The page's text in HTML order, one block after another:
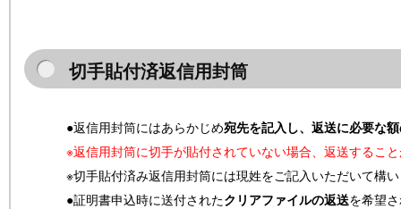
切手貼付済返信用封筒
●返信用封筒にはあらかじめ宛先を記入し、返送に必要な
※返信用封筒に切手が貼付されていない場合、返送するこ
※切手貼付済み返信用封筒には現姓をご記入いただいて構
●証明書申込時に送付されたクリアファイルの返送を希望